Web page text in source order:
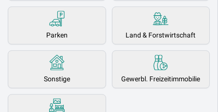
Parken Land & Forstwirtschaft
Sonstige Gewerbl. Freizeitimmobilie